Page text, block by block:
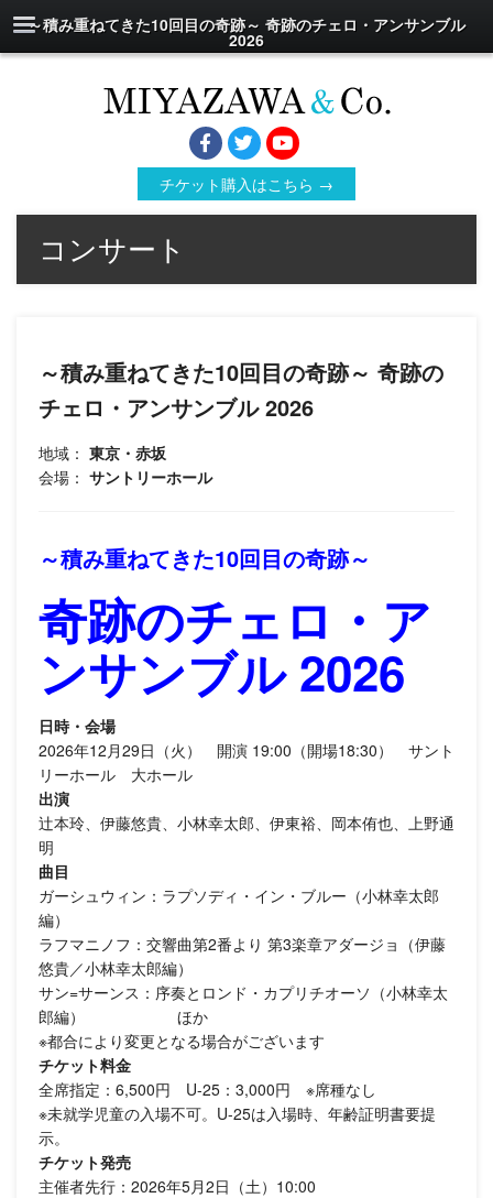
～積み重ねてきた10回目の奇跡～ 奇跡のチェロ・アンサンブル
2026
チケット購入はこちら →
コンサート
～積み重ねてきた10回目の奇跡～ 奇跡の
チェロ・アンサンブル 2026
地域： 東京・赤坂
会場： サントリーホール
～積み重ねてきた10回目の奇跡～
奇跡のチェロ・ア
ンサンブル 2026
日時・会場
2026年12月29日（火） 開演 19:00（開場18:30） サント
リーホール 大ホール
出演
辻本玲、伊藤悠貴、小林幸太郎、伊東裕、岡本侑也、上野通
明
曲目
ガーシュウィン：ラプソディ・イン・ブルー（小林幸太郎
編）
ラフマニノフ：交響曲第2番より 第3楽章アダージョ（伊藤
悠貴／小林幸太郎編）
サン=サーンス：序奏とロンド・カプリチオーソ（小林幸太
郎編） ほか
※都合により変更となる場合がございます
チケット料金
全席指定：6,500円 U-25：3,000円 ※席種なし
※未就学児童の入場不可。U-25は入場時、年齢証明書要提
示。
チケット発売
主催者先行：2026年5月2日（土）10:00